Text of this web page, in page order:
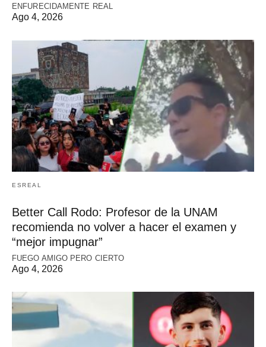
ENFURECIDAMENTE REAL
Ago 4, 2026
ESREAL
Better Call Rodo: Profesor de la UNAM
recomienda no volver a hacer el examen y
“mejor impugnar”
FUEGO AMIGO PERO CIERTO
Ago 4, 2026